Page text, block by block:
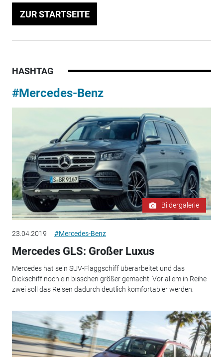
ZUR STARTSEITE
HASHTAG
#Mercedes-Benz
Bildergalerie
23.04.2019 #Mercedes-Benz
Mercedes GLS: Großer Luxus
Mercedes hat sein SUV-Flaggschiff überarbeitet und das
Dickschiff noch ein bisschen größer gemacht. Vor allem in Reihe
zwei soll das Reisen dadurch deutlich komfortabler werden.